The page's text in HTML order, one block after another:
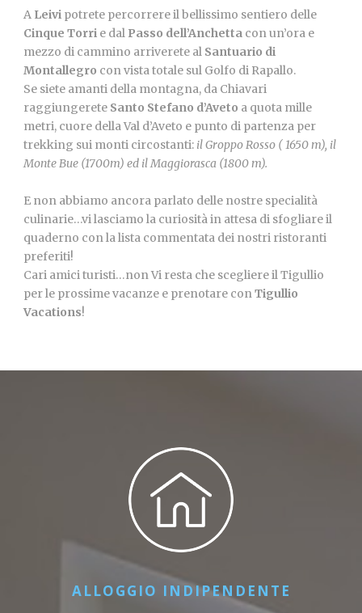
A Leivi potrete percorrere il bellissimo sentiero delle
Cinque Torri e dal Passo dell’Anchetta con un’ora e
mezzo di cammino arriverete al Santuario di
Montallegro con vista totale sul Golfo di Rapallo.
Se siete amanti della montagna, da Chiavari
raggiungerete Santo Stefano d’Aveto a quota mille
metri, cuore della Val d’Aveto e punto di partenza per
trekking sui monti circostanti: il Groppo Rosso ( 1650 m), il
Monte Bue (1700m) ed il Maggiorasca (1800 m).
E non abbiamo ancora parlato delle nostre specialità
culinarie…vi lasciamo la curiosità in attesa di sfogliare il
quaderno con la lista commentata dei nostri ristoranti
preferiti!
Cari amici turisti…non Vi resta che scegliere il Tigullio
per le prossime vacanze e prenotare conTigullio
Vacations!
ALLOGGIO INDIPENDENTE